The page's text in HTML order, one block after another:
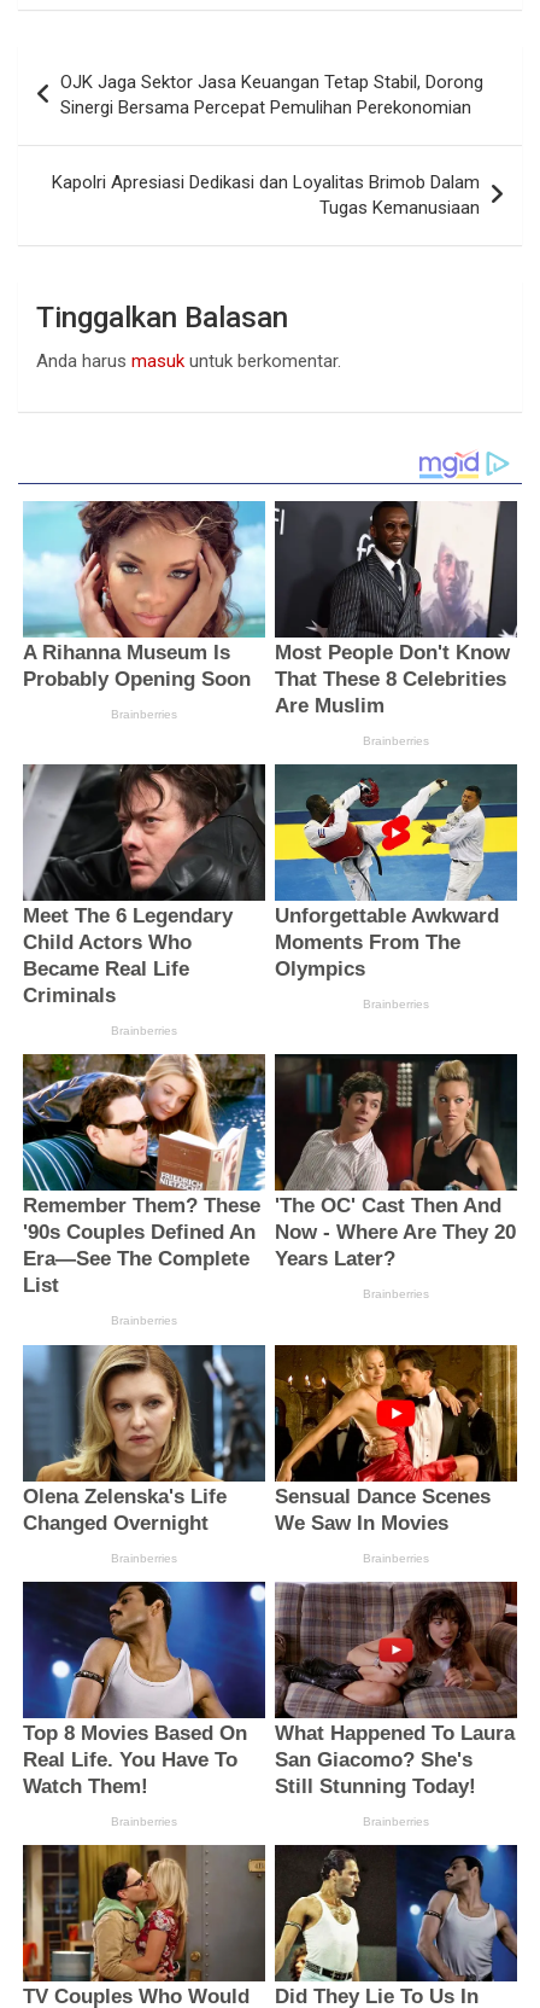
pos
OJK Jaga Sektor Jasa Keuangan Tetap Stabil, Dorong
Sinergi Bersama Percepat Pemulihan Perekonomian
Kapolri Apresiasi Dedikasi dan Loyalitas Brimob Dalam
Tugas Kemanusiaan
Tinggalkan Balasan
Anda harus masuk untuk berkomentar.